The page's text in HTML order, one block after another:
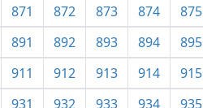
871 872 873 874 875
891 892 893 894 895
911 912 913 914 915
931 932 933 934 935